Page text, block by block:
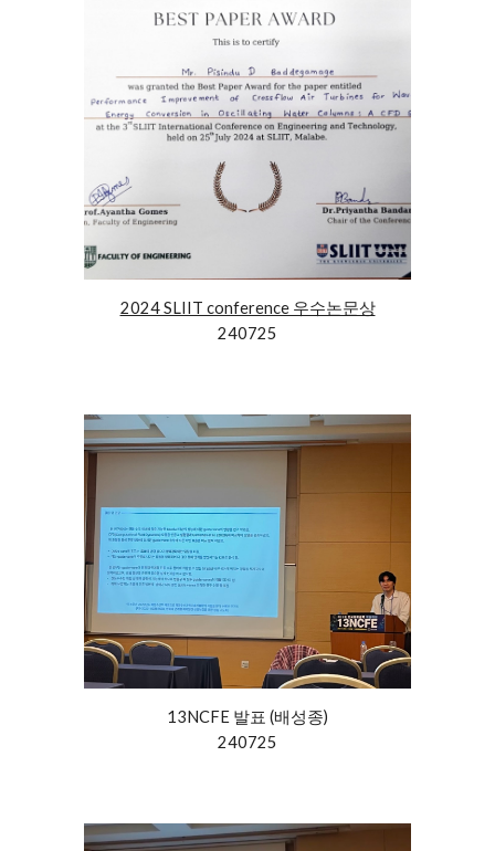
2024 SLIIT conference 우수논문상
240725
13NCFE 발표 (배성종)
240725